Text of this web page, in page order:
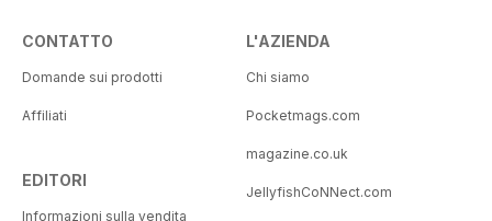
CONTATTO
Domande sui prodotti
Affiliati
EDITORI
Informazioni sulla vendita
L'AZIENDA
Chi siamo
Pocketmags.com
magazine.co.uk
JellyfishCoNNect.com